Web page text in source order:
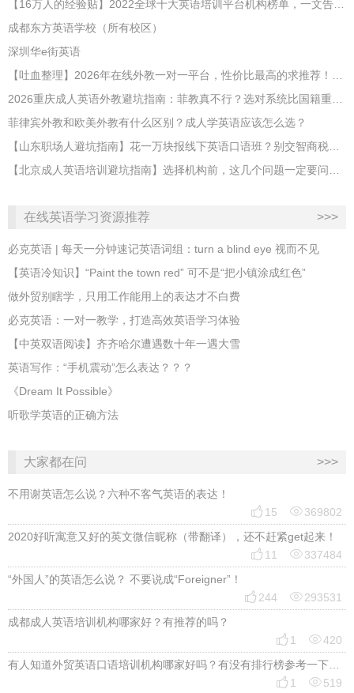
成都东方英语学校（所有校区）
深圳华e街英语
菲律宾外教和欧美外教有什么区别？成人学英语应该怎么选？
在线英语学习资源推荐 >>>
必克英语 | 每天一分钟速记英语词组：turn a blind eye 视而不见
​【英语冷知识】“Paint the town red” 可不是“把小镇涂成红色”
做外贸别瞎学，只用工作能用上的表达才不白费
必克英语：一对一教学，打造高效英语学习体验
【中英双语阅读】齐齐哈尔遭遇数十年一遇大雪
英语写作：“手机震动”怎么表达？？？
《Dream It Possible》
听歌学英语的正确方法
大家都在问 >>>
不用谢英语怎么说？六种不客气英语的表达！
 15 369802
2020好听寓意又好的英文微信昵称（带翻译），还不赶紧get起来！
 11 337484
“外国人”的英语怎么说？ 不要说成“Foreigner”！
 244 293531
成都成人英语培训机构哪家好？有推荐的吗？
 1 420
 1 519